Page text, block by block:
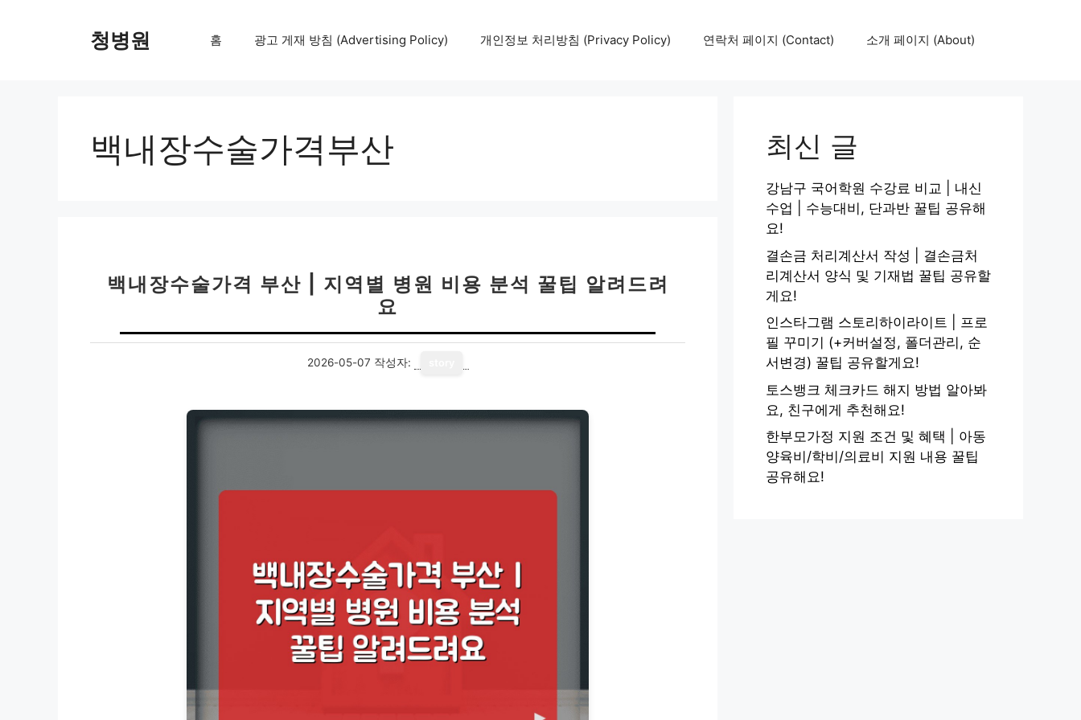
청병원 홈 광고 게재 방침 (Advertising Policy) 개인정보 처리방침 (Privacy Policy) 연락처 페이지 (Contact) 소개 페이지 (About)
백내장수술가격부산
백내장수술가격 부산 | 지역별 병원 비용 분석 꿀팁 알려드려
요
2026-05-07 작성자:
최신 글
강남구 국어학원 수강료 비교 | 내신
수업 | 수능대비, 단과반 꿀팁 공유해
요!
결손금 처리계산서 작성 | 결손금처
리계산서 양식 및 기재법 꿀팁 공유할
게요!
인스타그램 스토리하이라이트 | 프로
필 꾸미기 (+커버설정, 폴더관리, 순
서변경) 꿀팁 공유할게요!
토스뱅크 체크카드 해지 방법 알아봐
요, 친구에게 추천해요!
한부모가정 지원 조건 및 혜택 | 아동
양육비/학비/의료비 지원 내용 꿀팁
공유해요!